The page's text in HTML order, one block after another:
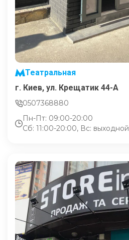
Театральная
г. Киев, ул. Крещатик 44-А
0507368880
Пн-Пт: 09:00-20:00
Сб: 11:00-20:00, Вс: выходной